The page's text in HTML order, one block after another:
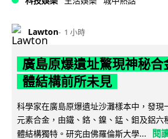
Lawton 1 小時
廣島原爆遺址驚現神秘合
體結構前所未見
科學家在廣島原爆遺址沙灘樣本中，發現
元素合金，由鐵、鉻、鎳、錳、鉬及鋁六
體結構獨特。研究由佛羅倫斯大學...
閱